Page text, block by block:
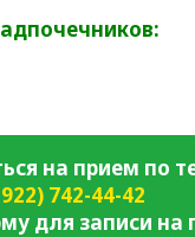
на прием по
742-44-42
для записи на